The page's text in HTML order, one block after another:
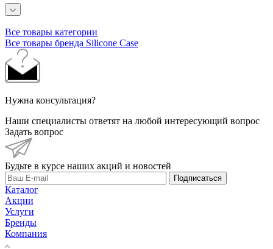
Все товары категории
Все товары бренда Silicone Case
Нужна консультация?
Наши специалисты ответят на любой интересующий вопрос
Задать вопрос
Будьте в курсе наших акций и новостей
Подписаться
Каталог
Акции
Услуги
Бренды
Компания